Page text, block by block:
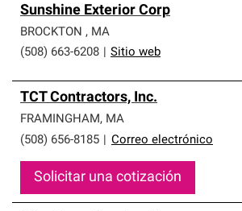
Sunshine Exterior Corp
BROCKTON , MA
(508) 663-6208
Sitio web
TCT Contractors, Inc.
FRAMINGHAM, MA
(508) 656-8185
Correo electrónico
Solicitar una cotización